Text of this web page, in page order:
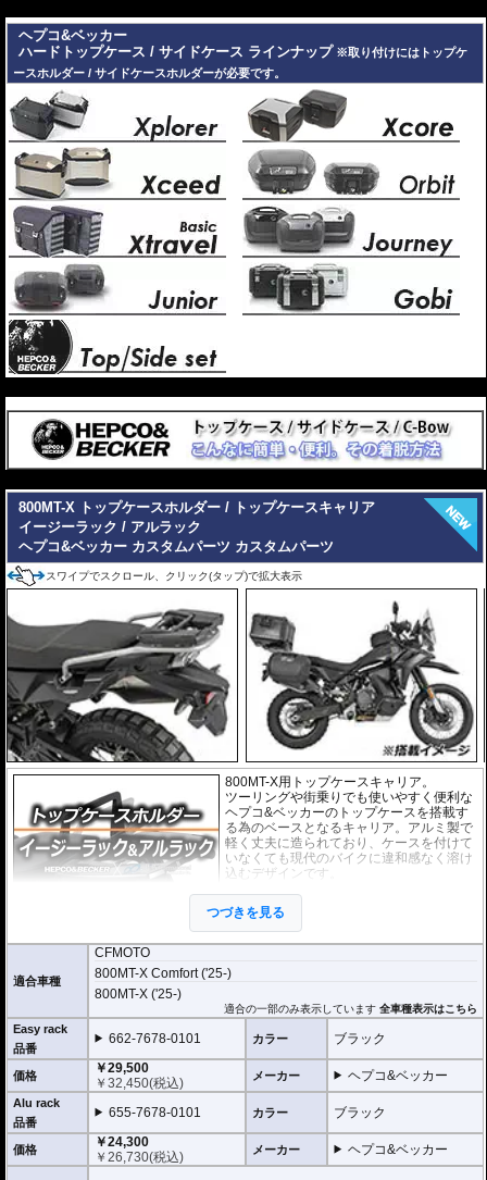
ヘプコ&ベッカー
ハードトップケース / サイドケース ラインナップ ※取り付けにはトップケ
ースホルダー / サイドケースホルダーが必要です。
800MT-X トップケースホルダー / トップケースキャリア
イージーラック / アルラック
ヘプコ&ベッカー カスタムパーツ カスタムパーツ
スワイプでスクロール、クリック(タップ)で拡大表示
800MT-X用トップケースキャリア。
ツーリングや街乗りでも使いやすく便利な
ヘプコ&ベッカーのトップケースを搭載す
る為のベースとなるキャリア。アルミ製で
軽く丈夫に造られており、ケースを付けて
いなくても現代のバイクに違和感なく溶け
込むデザインです。
２種類のホルダーをラインナップ。
ヘプコ&ベッカー
に取り付けるための位置決めガイド(垂直に
立っている部分)が、折りたたみタイプと固定タイプの2種類をラインナップ。
折りたたみタイプ Easy rack / イージーラック
位置決めガイドが折りたたみ式のため、簡単にフラットな簡易キャリアとなり
ます。
トップケースを必要としないような、ちょっとした荷物を載せる場合に便利で
す。
固定タイプ Alu rack / アルラック
位置決めガイドがボルトで固定されたタイプ。取り外せばフラットな簡易キャ
リアとなります。
ケースを取り付けたまま使用することが多い場合にお勧め。
リーズナブルな価格も魅力。
つづきを見る
適合車種
CFMOTO
800MT-X Comfort ('25-)
800MT-X ('25-)
適合の一部のみ表示しています全車種表示はこちら
Easy rack
品番
662-7678-0101 カラー ブラック
価格
￥29,500
￥32,450(税込) メーカー ヘプコ&ベッカー
Alu rack
品番
655-7678-0101 カラー ブラック
価格
￥24,300
￥26,730(税込) メーカー ヘプコ&ベッカー